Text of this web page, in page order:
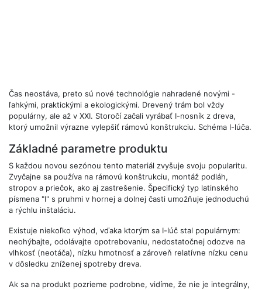
Čas neostáva, preto sú nové technológie nahradené novými -
ľahkými, praktickými a ekologickými. Drevený trám bol vždy
populárny, ale až v XXI. Storočí začali vyrábať I-nosník z dreva,
ktorý umožnil výrazne vylepšiť rámovú konštrukciu. Schéma I-lúča.
Základné parametre produktu
S každou novou sezónou tento materiál zvyšuje svoju popularitu.
Zvyčajne sa používa na rámovú konštrukciu, montáž podláh,
stropov a priečok, ako aj zastrešenie. Špecifický typ latinského
písmena "I" s pruhmi v hornej a dolnej časti umožňuje jednoduchú
a rýchlu inštaláciu.
Existuje niekoľko výhod, vďaka ktorým sa I-lúč stal populárnym:
neohýbajte, odolávajte opotrebovaniu, nedostatočnej odozve na
vlhkosť (neotáča), nízku hmotnosť a zároveň relatívne nízku cenu
v dôsledku zníženej spotreby dreva.
Ak sa na produkt pozrieme podrobne, vidíme, že nie je integrálny,